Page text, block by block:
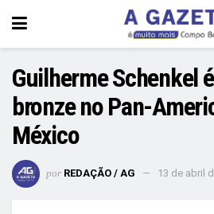
Guilherme Schenkel
bronze no Pan-
México
por REDAÇÃO / AG 13 de abril